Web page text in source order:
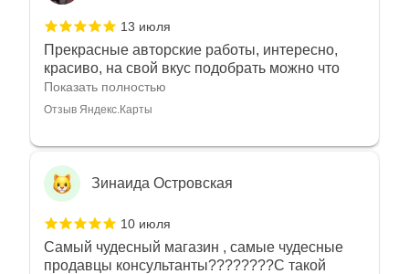
13 июля
Прекрасные авторские работы, интересно,
красиво, на свой вкус подобрать можно что
угодно
Показать полностью
Отзыв Яндекс.Карты
Зинаида Островская
10 июля
Самый чудесный магазин , самые чудесные
продавцы консультанты????????С такой